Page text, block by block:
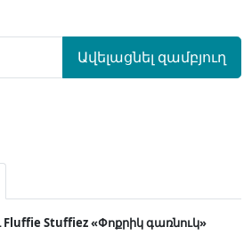
Ավելացնել զամբյուղ
Stuffiez «Փոքրիկ գառնուկ»